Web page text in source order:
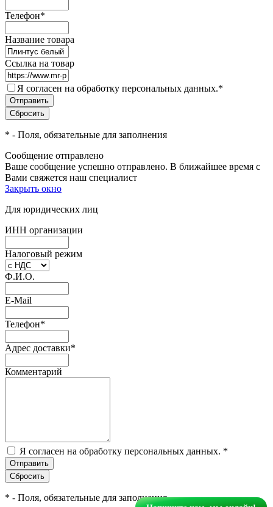
Телефон*
Название товара
Ссылка на товар
Я согласен на обработку персональных данных.*
* - Поля, обязательные для заполнения
Сообщение отправлено
Ваше сообщение успешно отправлено. В ближайшее время с
Вами свяжется наш специалист
Закрыть окно
Для юридических лиц
ИНН организации
Налоговый режим
Ф.И.О.
E-Mail
Телефон*
Адрес доставки*
Комментарий
Я согласен на обработку персональных данных. *
* - Поля, обязательные для заполнения